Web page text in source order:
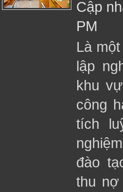
Cập
PM
Là
lập
khu
công
tích
đào
thu nợ